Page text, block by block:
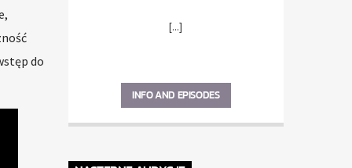
do
[...]
INFO AND EPISODES